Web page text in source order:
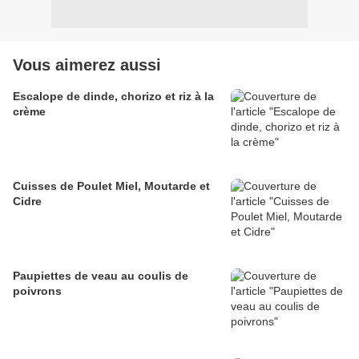
Vous aimerez aussi
Escalope de dinde, chorizo et riz à la
crème
Cuisses de Poulet Miel, Moutarde et
Cidre
Paupiettes de veau au coulis de
poivrons